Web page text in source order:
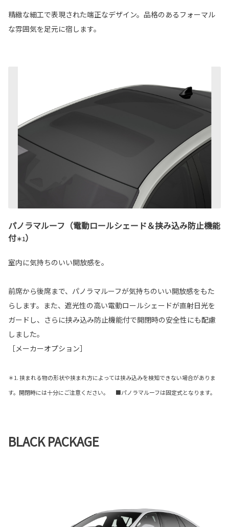
精緻な細工で表現された端正なデザイン。品格のあるフォーマル
な雰囲気を足元に宿します。
パノラマルーフ（電動ロールシェード＆挟み込み防止機能
付＊1）
室内に気持ちのいい開放感を。
前席から後席まで、パノラマルーフが気持ちのいい開放感をもた
らします。また、遮光性の高い電動ロールシェードが直射日光を
ガードし、さらに挟み込み防止機能付で開閉時の安全性にも配慮
しました。
［メーカーオプション］
＊1. 挟まれる物の形状や挟まれ方によっては挟み込みを検知できない場合がありま
す。開閉時には十分にご注意ください。 ■パノラマルーフは固定式となります。
BLACK PACKAGE